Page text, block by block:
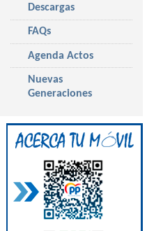
Descargas
FAQs
Agenda Actos
Nuevas
Generaciones